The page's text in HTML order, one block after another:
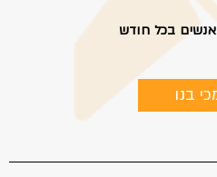
אנשים בכל חודש
בנו